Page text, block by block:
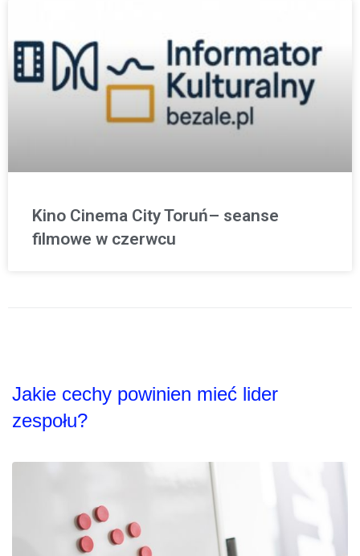
Kino Cinema City Toruń– seanse
filmowe w czerwcu
Jakie cechy powinien mieć lider
zespołu?